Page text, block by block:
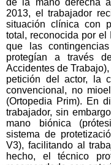
de la mano derecha
2013, el trabajador
situación clínica con
total, reconocida por
que las
protegían a través
Accidentes de
petición del actor, la
convencional, no
(Ortopedia Prim). En
trabajador, sin
mano biónica
sistema de
V3), facilitando al
hecho, el técnico